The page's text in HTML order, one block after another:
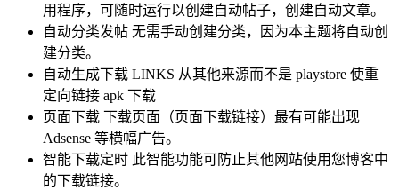
用程序，可随时运行以创建自动帖子，创建自动文章。
自动分类发帖 无需手动创建分类，因为本主题将自动创
建分类。
自动生成下载 LINKS 从其他来源而不是 playstore 使重
定向链接 apk 下载
页面下载 下载页面（页面下载链接）最有可能出现
Adsense 等横幅广告。
智能下载定时 此智能功能可防止其他网站使用您博客中
的下载链接。